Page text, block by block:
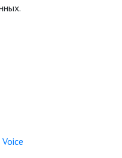
Voice